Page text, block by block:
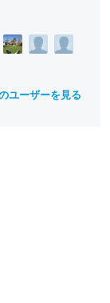
ユーザーを見る